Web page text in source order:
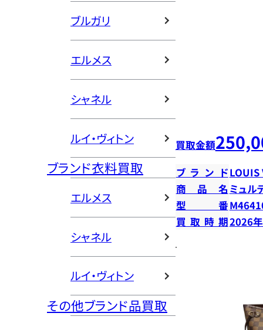
ブルガリ
エルメス
シャネル
ルイ・ヴィトン
ブランド衣料買取
エルメス
シャネル
ルイ・ヴィトン
その他ブランド品買取
買取金額
ブランドLOUIS
商品名 ミュル
型番
買取時期2026